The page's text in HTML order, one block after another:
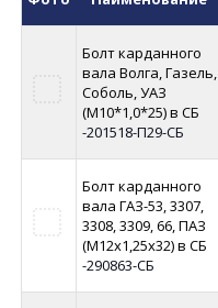
Болт карданного
вала Волга, Газель,
Соболь, УАЗ
(М10*1,0*25) в СБ
-201518-П29-СБ
Болт карданного
вала ГАЗ-53, 3307,
3308, 3309, 66, ПАЗ
(М12х1,25х32) в СБ
-290863-СБ